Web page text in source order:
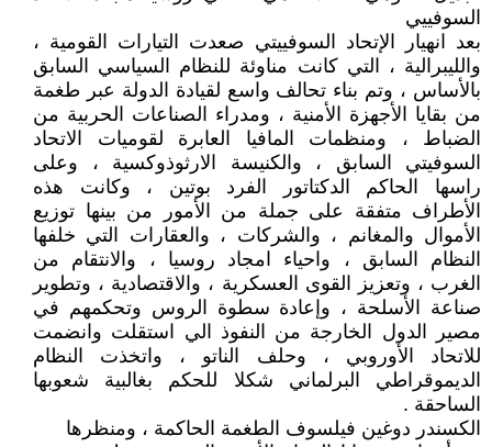
السوفييي
بعد انهيار الإتحاد السوفييتي صعدت التيارات القومية ،
والليبرالية ، التي كانت مناوئة للنظام السياسي السابق
بالأساس ، وتم بناء تحالف واسع لقيادة الدولة عبر طغمة
من بقايا الأجهزة الأمنية ، ومدراء الصناعات الحربية من
الضباط ، ومنظمات المافيا العابرة لقوميات الاتحاد
السوفيتي السابق ، والكنيسة الارثوذوكسية ، وعلى
راسها الحاكم الدكتاتور الفرد بوتين ، وكانت هذه
الأطراف متفقة على جملة من الأمور من بينها توزيع
الأموال والمغانم ، والشركات ، والعقارات التي خلفها
النظام السابق ، واحياء امجاد روسيا ، والانتقام من
الغرب ، وتعزيز القوى العسكرية ، والاقتصادية ، وتطوير
صناعة الأسلحة ، وإعادة سطوة الروس وتحكمهم في
مصير الدول الخارجة من النفوذ الي استقلت وانضمت
للاتحاد الأوروبي ، وحلف الناتو ، واتخذت النظام
الديموقراطي البرلماني شكلا للحكم بغالبية شعوبها
الساحقة .
الكسندر دوغين فيلسوف الطغمة الحاكمة ، ومنظرها